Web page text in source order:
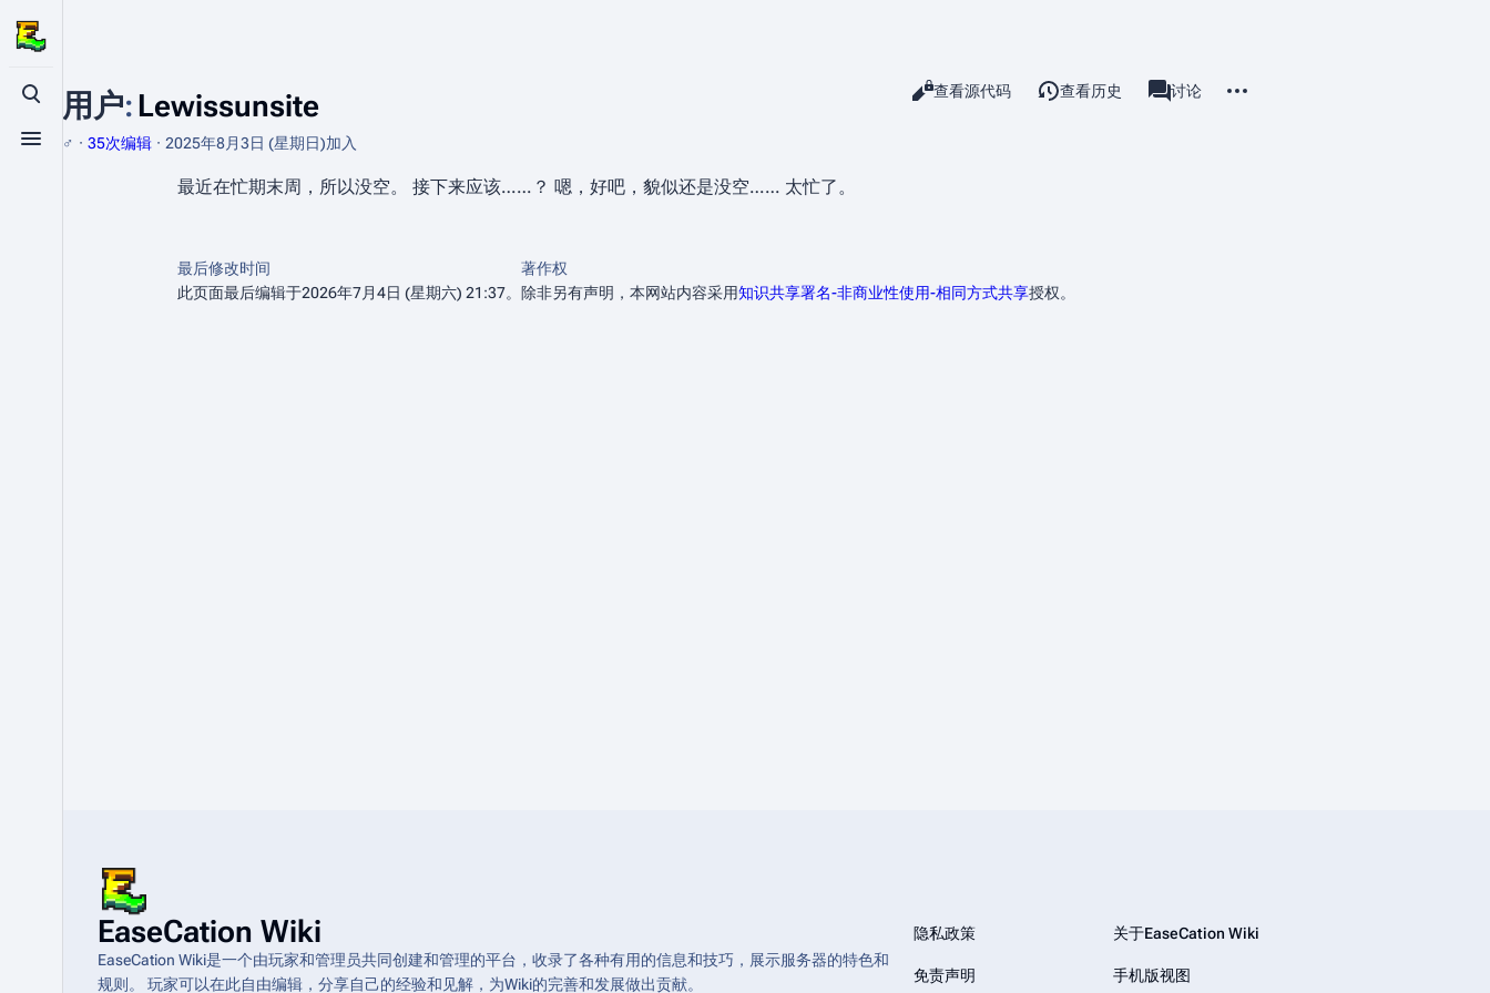
打开/关闭搜索
打开/关闭菜单
用户: Lewissunsite
♂ 35次编辑 2025年8月3日 (星期日)加入
查看阅读
查看源代码 查看历史 associated-pages
用户页
讨论
最近在忙期末周，所以没空。 接下来应该……？ 嗯，好吧，貌似还是没空…… 太忙了。
最后修改时间
此页面最后编辑于2026年7月4日 (星期六) 21:37。
著作权
除非另有声明，本网站内容采用知识共享署名-非商业性使用-相同方式共享授权。
EaseCation Wiki
EaseCation Wiki是一个由玩家和管理员共同创建和管理的平台，收录了各种有用的信息和技巧，展示服务器的特色和
规则。 玩家可以在此自由编辑，分享自己的经验和见解，为Wiki的完善和发展做出贡献。
隐私政策 关于EaseCation Wiki
免责声明 手机版视图